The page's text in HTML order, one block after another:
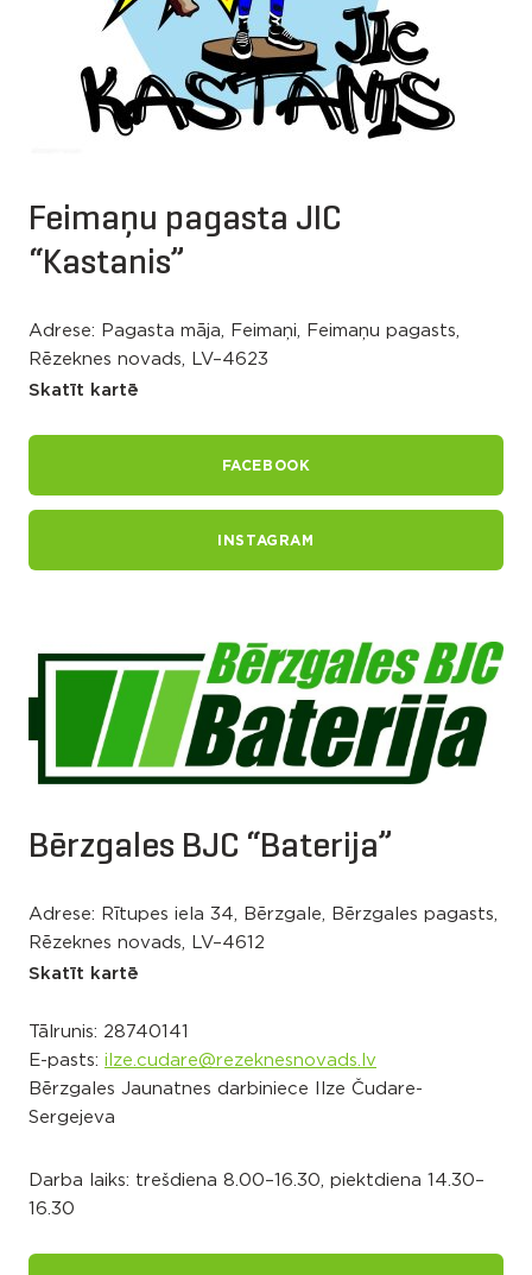
Feimaņu pagasta JIC
“Kastanis”
Adrese: Pagasta māja, Feimaņi, Feimaņu pagasts,
Rēzeknes novads, LV–4623
Skatīt kartē
FACEBOOK
INSTAGRAM
Bērzgales BJC “Baterija”
Adrese: Rītupes iela 34, Bērzgale, Bērzgales pagasts,
Rēzeknes novads, LV–4612
Skatīt kartē
Tālrunis: 28740141
E-pasts: ilze.cudare@rezeknesnovads.lv
Bērzgales Jaunatnes darbiniece Ilze Čudare-
Sergejeva
Darba laiks: trešdiena 8.00–16.30, piektdiena 14.30–
16.30